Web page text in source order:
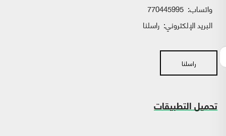
واتساب:
البريد الإلكتروني: راسلنا
راسلنا
تحميل التطبيقات